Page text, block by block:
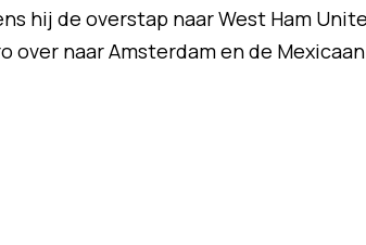
hij de overstap naar West Ham
over naar Amsterdam en de Mexicaan